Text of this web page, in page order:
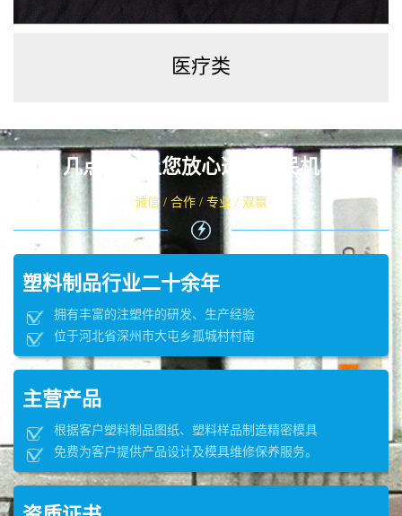
医疗类
几点特色让您放心选择华民机械
诚信 / 合作 / 专业 / 双赢
塑料制品行业二十余年
拥有丰富的注塑件的研发、生产经验
位于河北省深州市大屯乡孤城村村南
主营产品
根据客户塑料制品图纸、塑料样品制造精密模具
免费为客户提供产品设计及模具维修保养服务。